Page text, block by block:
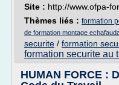
Site : http://www.ofpa-
Thèmes liés : formation
de formation montage
securite / formation
formation securite au
HUMAN FORCE :